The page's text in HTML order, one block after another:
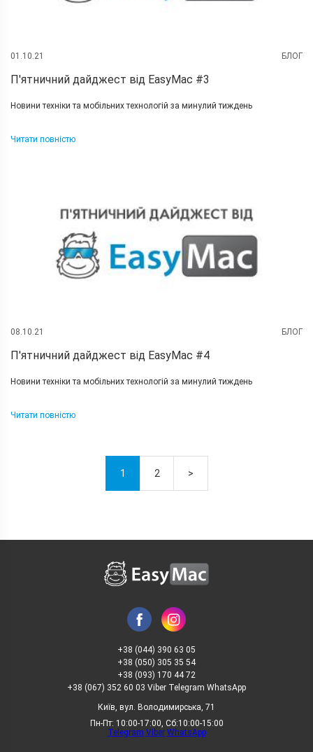
01.10.21 БЛОГ
П'ятничний дайджест від EasyMac #3
Новини техніки та мобільних технологій за минулий тиждень
Читати повністю
08.10.21 БЛОГ
П'ятничний дайджест від EasyMac #4
Новини техніки та мобільних технологій за минулий тиждень
Читати повністю
1 2 >
+38 (044) 390 63 05
+38 (050) 305 35 54
+38 (093) 170 44 72
+38 (067) 352 60 03 Viber Telegram WhatsApp
Київ, вул. Володимирська, 71
Пн-Пт: 10:00-17:00, Сб:10:00-15:00
Telegram Viber WhatsApp